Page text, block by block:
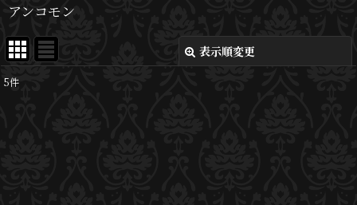
アンコモン
表示順変更
5件